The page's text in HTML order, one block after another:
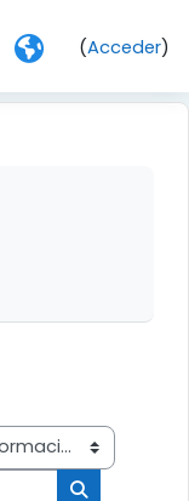
(Acceder)